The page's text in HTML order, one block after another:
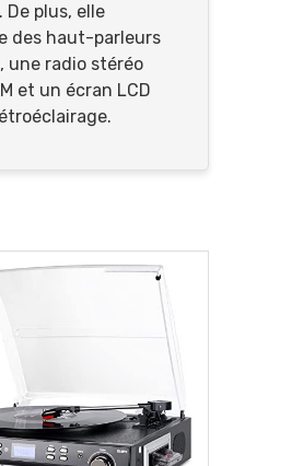
De plus, elle
des haut-parleurs
une radio stéréo
et un écran LCD